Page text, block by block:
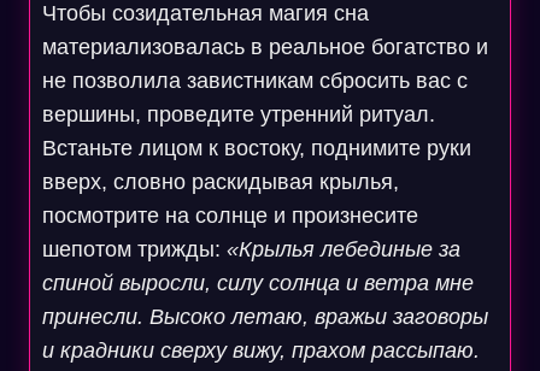
Чтобы созидательная магия сна
материализовалась в реальное богатство и
не позволила завистникам сбросить вас с
вершины, проведите утренний ритуал.
Встаньте лицом к востоку, поднимите руки
вверх, словно раскидывая крылья,
посмотрите на солнце и произнесите
шепотом трижды: «Крылья лебединые за
спиной выросли, силу солнца и ветра мне
принесли. Высоко летаю, вражьи заговоры
и крадники сверху вижу, прахом рассыпаю.